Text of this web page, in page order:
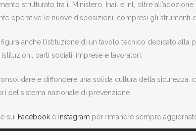
strutturato tra il Ministero, Inail e Inl, oltre
operative le nuove disposizioni, compresi gli strumenti
anche l’istituzione di un tavolo tecnico dedicato
parti sociali, imprese e lavoratori.
e diffondere una solida cultura della
del sistema nazionale di prevenzione.
e sui Facebook e Instagram per rimanere sempre